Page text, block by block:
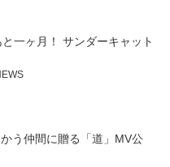
一ヶ月！ サンダーキャット
う仲間に贈る「道」MV公